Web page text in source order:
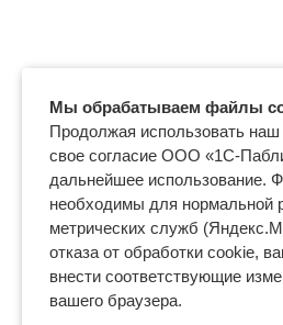
Мы обрабатываем файлы
Продолжая использовать
свое согласие ООО «1С-
дальнейшее использование.
необходимы для нормальной
метрических служб
отказа от обработки cookie,
внести соответствующие
вашего браузера.